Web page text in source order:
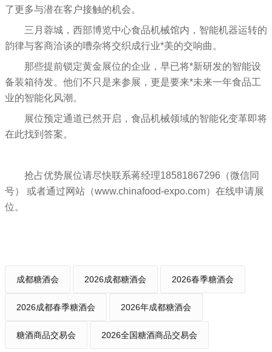
了更多与潜在客户接触的机会。
三月蓉城，西部博览中心食品机械馆内，智能机器运转的
韵律与客商洽谈的嘈杂将交织成行业*美的交响曲。
那些提前锁定黄金展位的企业，早已将*新研发的智能设
备装箱待发。他们不只是来参展，更是要来*未来一年食品工
业的智能化风潮。
展位预定通道已然开启，食品机械领域的智能化变革即将
在此找到答案。
抢占优势展位请尽快联系蒋经理18581867296（微信同
号） 或者通过网站（www.chinafood-expo.com）在线申请展
位。
成都糖酒会 2026成都糖酒会 2026春季糖酒会
2026成都春季糖酒会 2026年成都糖酒会
糖酒商品交易会 2026全国糖酒商品交易会